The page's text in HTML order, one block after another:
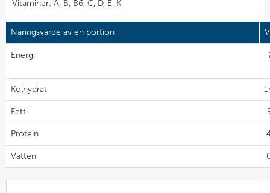
Vitaminer: A, B, B6, C, D, E, K
Näringsvärde av en portion
Energi
Kolhydrat
Fett
Protein
Vatten